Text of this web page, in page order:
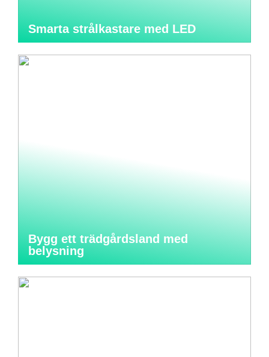
Smarta strålkastare med LED
Bygg ett trädgårdsland med
belysning